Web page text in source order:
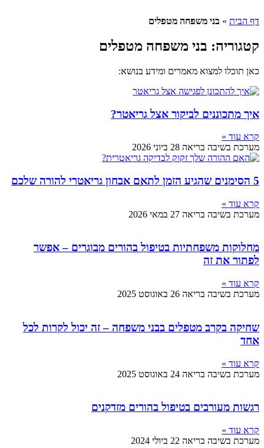
בני משפחה מטפלים
בני משפחה מטפלים
מאמרים ומידע בנושא:
לביקור אצל גריאטר?
בריאה28 ביוני 2026
בריאה27 במאי 2026
בטיפול בהורים מבוגרים – אפשר
זה
בריאה26 באוגוסט 2025
מטפלים בבני משפחה – זה יכול לקרות לכל
בריאה24 באוגוסט 2025
בטיפול בהורים מזדקנים
בריאה22 ביולי 2024